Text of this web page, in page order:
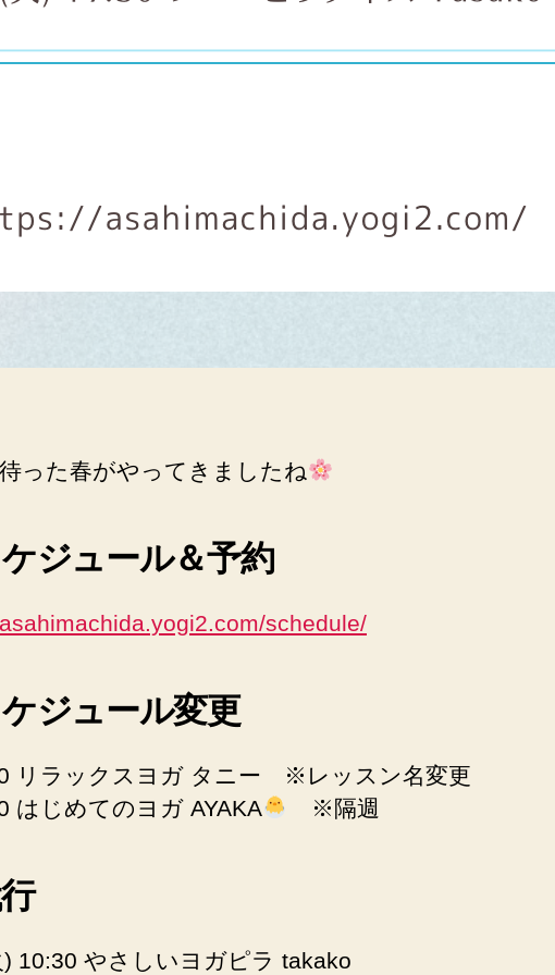
った春がやってきましたね
ジュール＆予約
schedule/
ジュール変更
リラックスヨガ タニー ※レッスン名変更
はじめてのヨガ AYAKA
※隔週
10:30 やさしいヨガピラ takako